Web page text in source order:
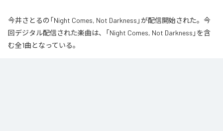
今井さとるの「Night Comes, Not Darkness」が配信開始された。今
回デジタル配信された楽曲は、「Night Comes, Not Darkness」を含
む全1曲となっている。